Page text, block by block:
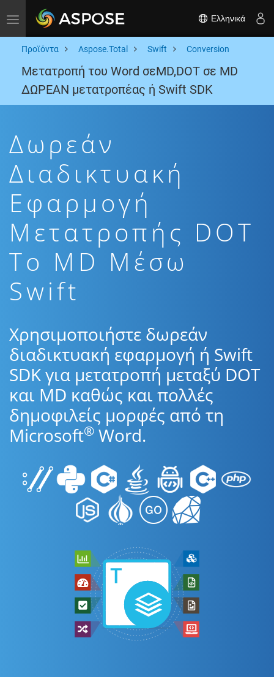
Toggle navigation Ελληνικά
Προϊόντα Aspose.Total Swift Conversion
Μετατροπή του Word σεMD,DOT σε MD
ΔΩΡΕΑΝ μετατροπέας ή Swift SDK
Δωρεάν
Διαδικτυακή
Εφαρμογή
Μετατροπής DOT
To MD Μέσω
Swift
Χρησιμοποιήστε δωρεάν
διαδικτυακή εφαρμογή ή Swift
SDK για μετατροπή μεταξύ DOT
και MD καθώς και πολλές
δημοφιλείς μορφές από τη
Microsoft® Word.